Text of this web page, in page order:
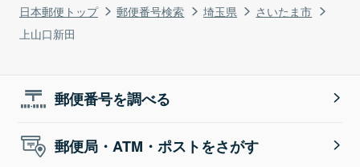
日本郵便トップ 郵便番号検索 埼玉県
さいたま市
上山口新田
郵便番号を調べる
郵便局・ATM・ポストをさがす